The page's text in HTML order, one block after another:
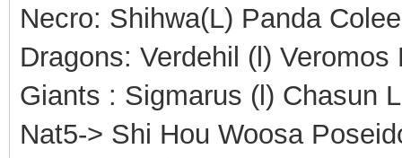
Necro: Shihwa(L) Panda
Dragons: Verdehil (l)
Giants : Sigmarus (l) Chasun
Nat5-> Shi Hou Woosa